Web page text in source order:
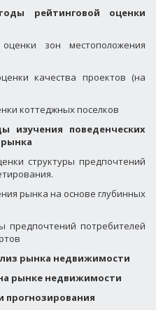
рейтинговой оценки
зон местоположения
качества проектов (на
коттеджных поселков
изучения поведенческих
структуры предпочтений
рынка на основе глубинных
предпочтений потребителей
рынка недвижимости
рынке недвижимости
прогнозирования